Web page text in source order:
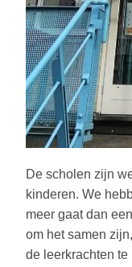
De scholen zijn
kinderen. We
meer gaat dan
om het samen
de leerkrachten